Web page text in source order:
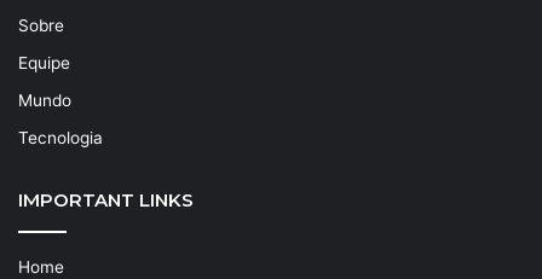
Sobre
Equipe
Mundo
Tecnologia
IMPORTANT LINKS
Home